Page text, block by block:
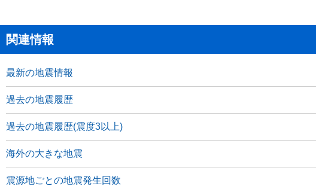
関連情報
最新の地震情報
過去の地震履歴
過去の地震履歴(震度3以上)
海外の大きな地震
震源地ごとの地震発生回数